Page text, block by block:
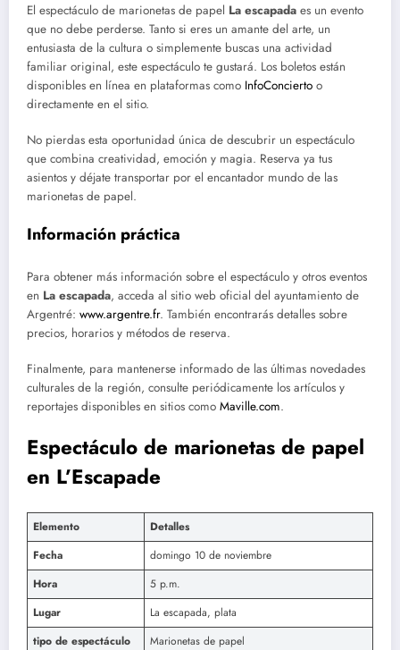
El espectáculo de marionetas de papel La escapada es un evento
que no debe perderse. Tanto si eres un amante del arte, un
entusiasta de la cultura o simplemente buscas una actividad
familiar original, este espectáculo te gustará. Los boletos están
disponibles en línea en plataformas como InfoConcierto o
directamente en el sitio.
No pierdas esta oportunidad única de descubrir un espectáculo
que combina creatividad, emoción y magia. Reserva ya tus
asientos y déjate transportar por el encantador mundo de las
marionetas de papel.
Información práctica
Para obtener más información sobre el espectáculo y otros eventos
en La escapada, acceda al sitio web oficial del ayuntamiento de
Argentré: www.argentre.fr. También encontrarás detalles sobre
precios, horarios y métodos de reserva.
Finalmente, para mantenerse informado de las últimas novedades
culturales de la región, consulte periódicamente los artículos y
reportajes disponibles en sitios como Maville.com.
Espectáculo de marionetas de papel
en L’Escapade
Elemento
Detalles
Fecha
domingo 10 de noviembre
Hora
5 p.m.
Lugar
La escapada, plata
tipo de espectáculo
Marionetas de papel